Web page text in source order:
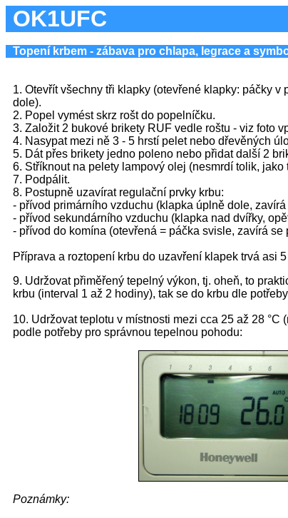
OK1UFC
Topení krbem - zábava pro chlapa, legrace a
1. Otevřít všechny tři klapky (otevřené klapky: páčky v
dole).
2. Popel vymést skrz rošt do popelníčku.
3. Založit 2 bukové brikety RUF vedle roštu - viz foto
4. Nasypat mezi ně 3 - 5 hrstí pelet nebo dřevěných
5. Dát přes brikety jedno poleno nebo přidat další 2
6. Stříknout na pelety lampový olej (nesmrdí tolik, jako
7. Podpálit.
8. Postupně uzavírat regulační prvky krbu:
- přívod primárního vzduchu (klapka úplně dole,
- přívod sekundárního vzduchu (klapka nad dvířky,
- přívod do komína (otevřená = páčka svisle, zavírá se
Příprava a roztopení krbu do uzavření klapek trvá asi
9. Udržovat přiměřený tepelný výkon, tj. oheň, to
krbu (interval 1 až 2 hodiny), tak se do krbu dle
10. Udržovat teplotu v místnosti mezi cca 25 až 28 °C
podle potřeby pro správnou tepelnou pohodu:
Poznámky: